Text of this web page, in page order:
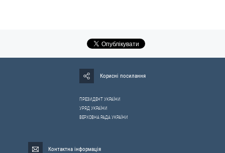
Корисні посилання
ПРЕЗИДЕНТ УКРАЇНИ
УРЯД УКРАЇНИ
ВЕРХОВНА РАДА УКРАЇНИ
Контактна інформація